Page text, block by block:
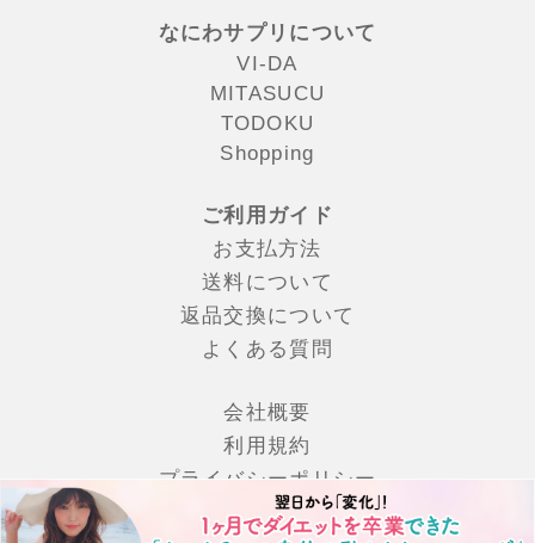
なにわサプリについて
VI-DA
MITASUCU
TODOKU
Shopping
ご利用ガイド
お支払方法
送料について
返品交換について
よくある質問
会社概要
利⽤規約
プライバシーポリシー
特定商取引法の表記